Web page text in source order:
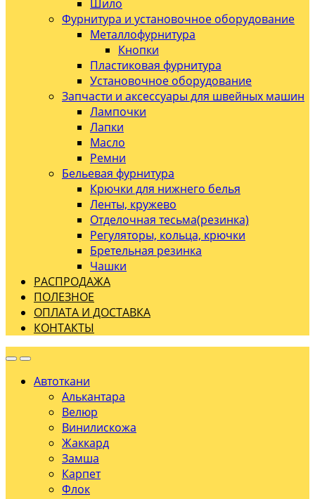
Шило
Фурнитура и установочное оборудование
Металлофурнитура
Кнопки
Пластиковая фурнитура
Установочное оборудование
Запчасти и аксессуары для швейных машин
Лампочки
Лапки
Масло
Ремни
Бельевая фурнитура
Крючки для нижнего белья
Ленты, кружево
Отделочная тесьма(резинка)
Регуляторы, кольца, крючки
Бретельная резинка
Чашки
РАСПРОДАЖА
ПОЛЕЗНОЕ
ОПЛАТА И ДОСТАВКА
КОНТАКТЫ
Автоткани
Алькантара
Велюр
Винилискожа
Жаккард
Замша
Карпет
Флок